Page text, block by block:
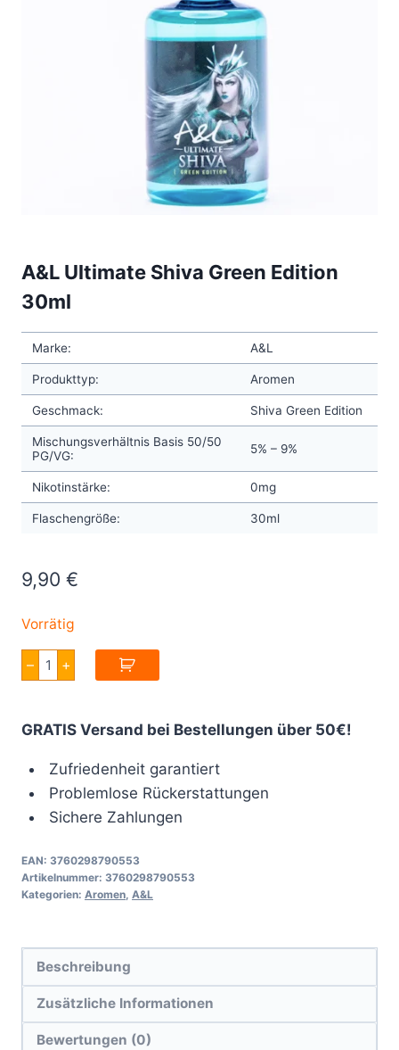
A&L Ultimate Shiva Green Edition
30ml
Marke: A&L
Produkttyp: Aromen
Geschmack: Shiva Green Edition
Mischungsverhältnis Basis 50/50
PG/VG:
5% – 9%
Nikotinstärke: 0mg
Flaschengröße: 30ml
9,90 €
Vorrätig
–
A&L
Ultimate
Shiva
30ml
+
GRATIS Versand bei Bestellungen über 50€!
Zufriedenheit garantiert
Problemlose Rückerstattungen
Sichere Zahlungen
EAN: 3760298790553
Artikelnummer: 3760298790553
Kategorien: Aromen, A&L
Beschreibung
Zusätzliche Informationen
Bewertungen (0)